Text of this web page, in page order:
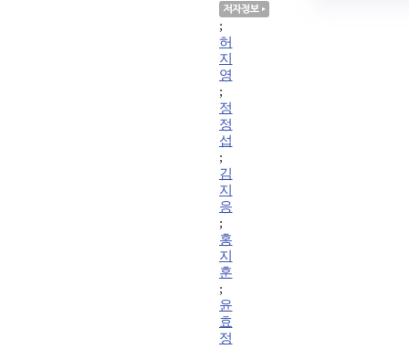
;
허
지
영
;
정
정
섭
;
김
지
응
;
홍
지
훈
;
윤
효
정